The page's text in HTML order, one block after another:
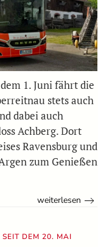
1. Juni fährt die
stets auch
dabei auch
Achberg. Dort
Ravensburg und
zum Genießen
weiterlesen
SEIT DEM 20. MAI